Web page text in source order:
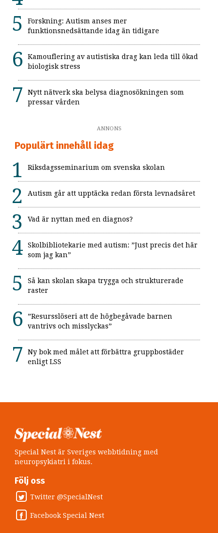
Forskning: Autism anses mer
funktionsnedsättande idag än tidigare
Kamouflering av autistiska drag kan leda till ökad
biologisk stress
Nytt nätverk ska belysa diagnosökningen som
pressar vården
ANNONS
Populärt innehåll idag
Riksdagsseminarium om svenska skolan
Autism går att upptäcka redan första levnadsåret
Vad är nyttan med en diagnos?
Skolbibliotekarie med autism: ”Just precis det här
som jag kan”
Så kan skolan skapa trygga och strukturerade
raster
”Resursslöseri att de högbegåvade barnen
vantrivs och misslyckas”
Ny bok med målet att förbättra gruppbostäder
enligt LSS
Special Nest är Sveriges webbtidning med
neuropsykiatri i fokus.
Följ oss
Twitter @SpecialNest
Facebook Special Nest